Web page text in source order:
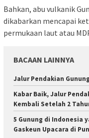
Bahkan, abu vulkanik
dikabarkan mencapai
permukaan laut atau
BACAAN LAINNYA
Jalur Pendakian
Kabar Baik, Jalur
Kembali Setelah 2
5 Gunung di Indonesia
Gaskeun Upacara di